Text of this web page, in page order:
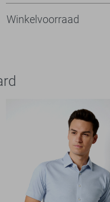
Winkelvoorraad